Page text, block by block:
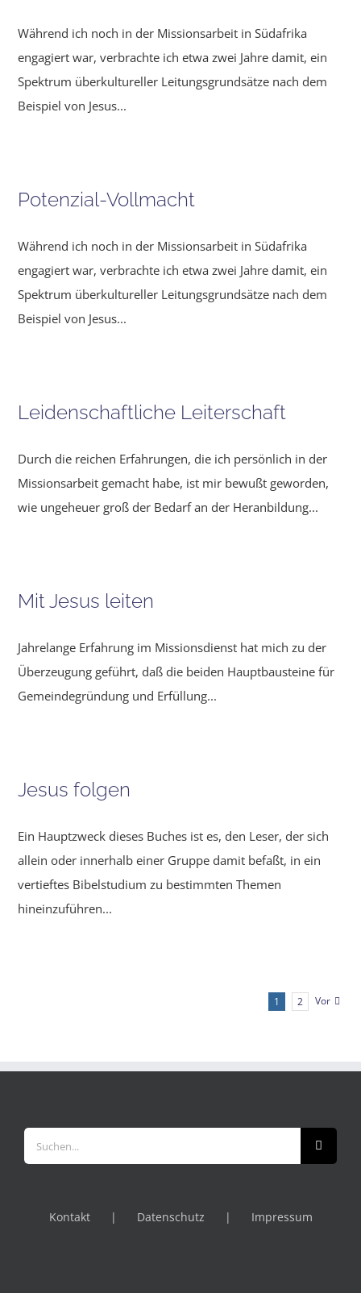
Während ich noch in der Missionsarbeit in Südafrika
engagiert war, verbrachte ich etwa zwei Jahre damit, ein
Spektrum überkultu­reller Leitungsgrundsätze nach dem
Beispiel von Jesus...
Potenzial-Vollmacht
Während ich noch in der Missionsarbeit in Südafrika
engagiert war, verbrachte ich etwa zwei Jahre damit, ein
Spektrum überkultu­reller Leitungsgrundsätze nach dem
Beispiel von Jesus...
Leidenschaftliche Leiterschaft
Durch die reichen Erfahrungen, die ich persönlich in der
Missionsarbeit gemacht habe, ist mir bewußt geworden,
wie ungeheuer groß der Bedarf an der Heranbildung...
Mit Jesus leiten
Jahrelange Erfahrung im Missionsdienst hat mich zu der
Überzeu­gung geführt, daß die beiden Hauptbausteine für
Gemeindegrün­dung und Erfüllung...
Jesus folgen
Ein Hauptzweck dieses Buches ist es, den Leser, der sich
allein oder innerhalb einer Gruppe damit befaßt, in ein
vertieftes Bibelstudium zu bestimmten Themen
hineinzuführen...
1 2 Vor
Suche
nach:
Kontakt Datenschutz Impressum